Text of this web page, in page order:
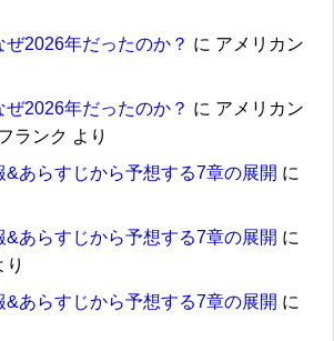
ぜ2026年だったのか？ に アメリカン
ぜ2026年だったのか？ に アメリカン
ランク より
&あらすじから予想する7章の展開 に
&あらすじから予想する7章の展開 に
り
&あらすじから予想する7章の展開 に